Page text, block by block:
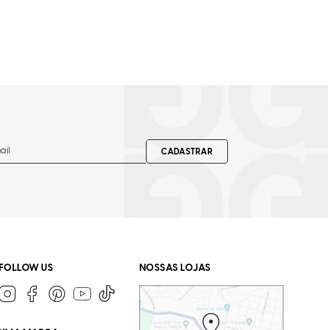
CADASTRAR
FOLLOW US NOSSAS LOJAS